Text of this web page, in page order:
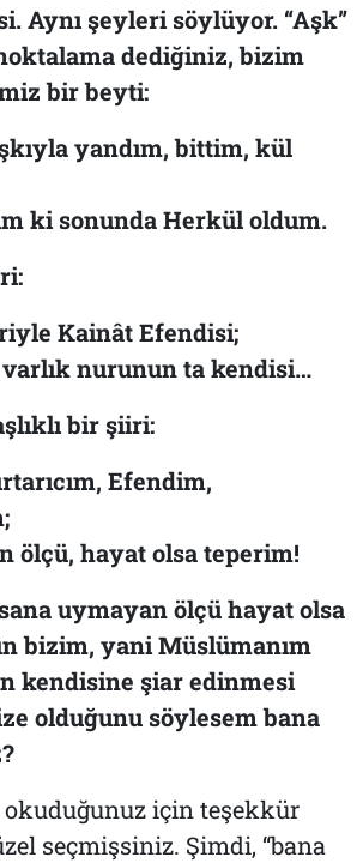
Aynı şeyleri söylüyor. “Aşk”
dediğiniz, bizim
bir beyti:
yandım, bittim, kül
ki sonunda Herkül oldum.
Kainât Efendisi;
varlık nurunun ta kendisi…
bir şiiri:
Efendim,
ölçü, hayat olsa teperim!
uymayan ölçü hayat olsa
bizim, yani Müslümanım
kendisine şiar edinmesi
olduğunu söylesem bana
okuduğunuz için teşekkür
seçmişsiniz. Şimdi, “bana